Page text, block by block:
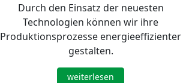
Durch den Einsatz der neuesten
Technologien können wir ihre
Produktionsprozesse energieeffizienter
gestalten.
weiterlesen